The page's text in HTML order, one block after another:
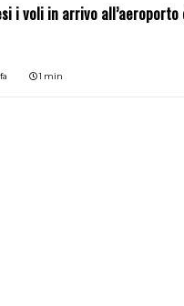
i voli in arrivo
1 min